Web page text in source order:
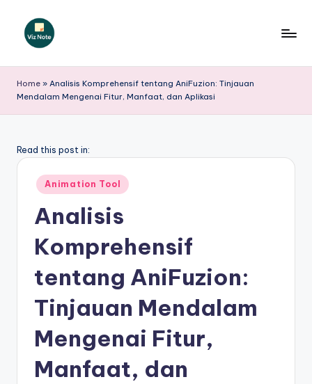
iz
N
t
si
Home » Analisis Komprehensif tentang AniFuzion: Tinjauan
Mendalam Mengenai Fitur, Manfaat, dan Aplikasi
Read this post in:
Posted
in
Animation Tool
Analisis
Komprehensif
tentang AniFuzion:
Tinjauan Mendalam
Mengenai Fitur,
Manfaat, dan